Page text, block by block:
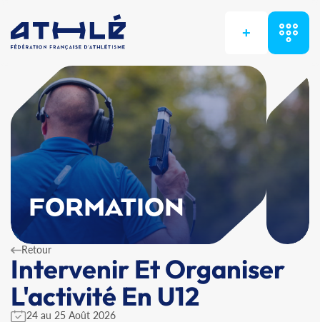
+
FORMATION
Retour
Intervenir Et Organiser
L'activité En U12
24 au 25 Août 2026